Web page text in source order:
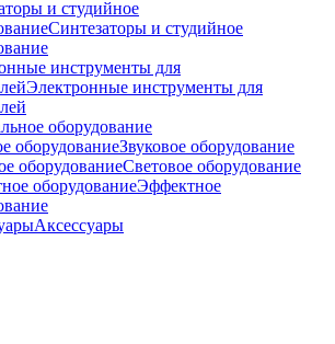
и студийное
Синтезаторы и студийное
инструменты для
Электронные инструменты для
оборудование
оборудованиеЗвуковое оборудование
оборудованиеСветовое оборудование
оборудованиеЭффектное
Аксессуары